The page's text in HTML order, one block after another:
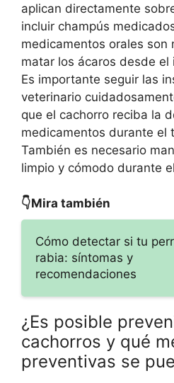
aplican directamente
incluir champús
medicamentos orales son
matar los ácaros desde el
Es importante seguir las
veterinario
que el cachorro reciba la
medicamentos durante el
También es necesario
limpio y cómodo durante
👇Mira también
Cómo detectar si tu
rabia: síntomas y
recomendaciones
¿Es posible
cachorros y qué
preventivas se